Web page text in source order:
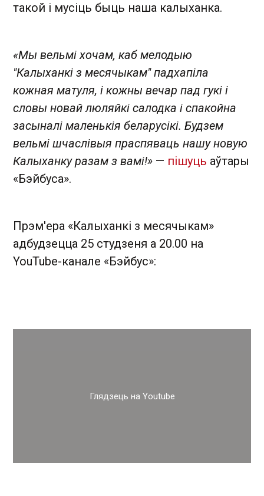
такой і мусіць быць наша калыханка.
«Мы вельмі хочам, каб мелодыю
"Калыханкі з месячыкам" падхапіла
кожная матуля, і кожны вечар пад гукі і
словы новай люляйкі салодка і спакойна
засыналі маленькія беларусікі. Будзем
вельмі шчаслівыя праспяваць нашу новую
Калыханку разам з вамі!» — пішуць аўтары
«Бэйбуса».
Прэм'ера «Калыханкі з месячыкам»
адбудзецца 25 студзеня а 20.00 на
YouTube-канале «Бэйбус»:
Глядзець на Youtube